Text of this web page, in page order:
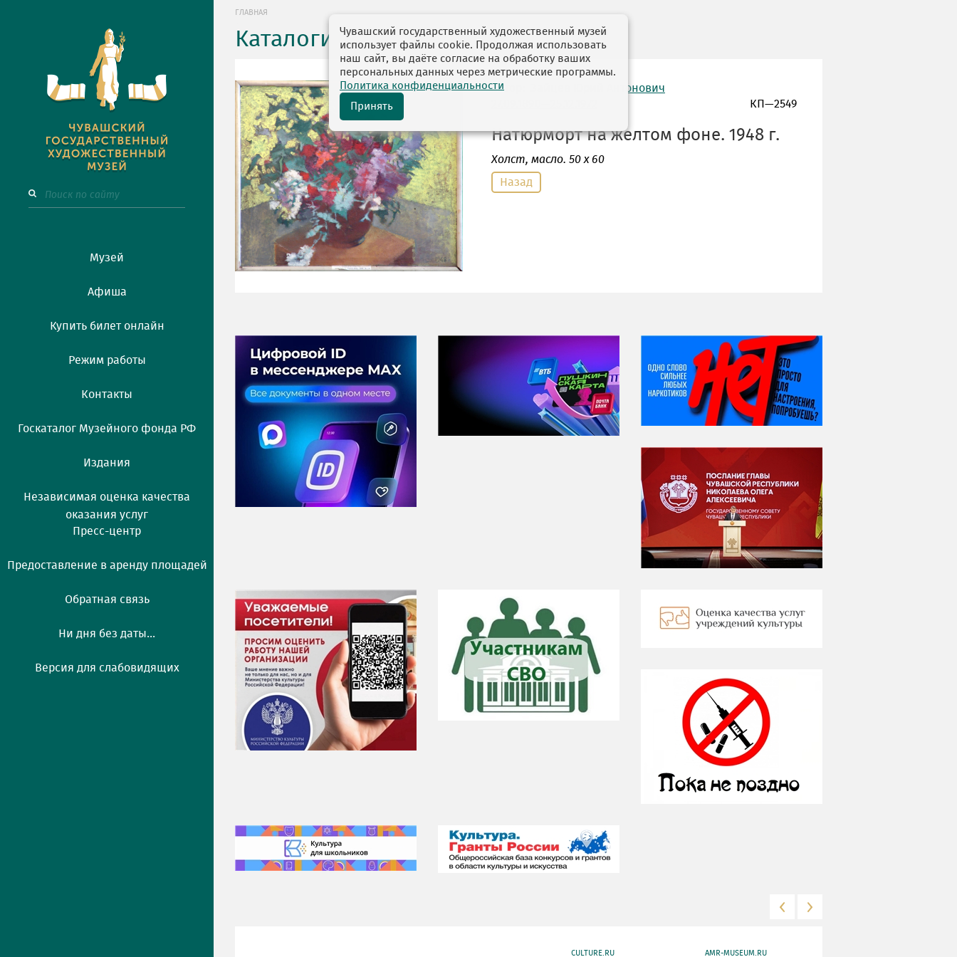
Музей
Афиша
Купить билет онлайн
Режим работы
Контакты
Госкаталог Музейного фонда РФ
Издания
Независимая оценка качества
оказания услуг
Пресс-центр
Предоставление в аренду площадей
Обратная связь
Ни дня без даты...
Версия для слабовидящих
ГЛАВНАЯ
Каталоги выставок
автор: Зайцев Юрий Антонович
КП—2549
Натюрморт на желтом фоне. 1948 г.
Холст, масло. 50 х 60
Назад
НИ ДНЯ БЕЗ ДАТЫ...
06 августа
Яков Яковлевич
Вебер
CULTURE.RU AMR-MUSEUM.RU
Чувашский государственный художественный музей
использует файлы cookie. Продолжая использовать
наш сайт, вы даёте согласие на обработку ваших
персональных данных через метрические программы.
Политика конфиденциальности
Принять